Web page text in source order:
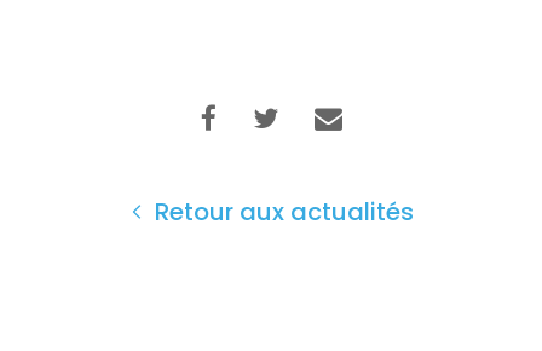
Retour aux actualités